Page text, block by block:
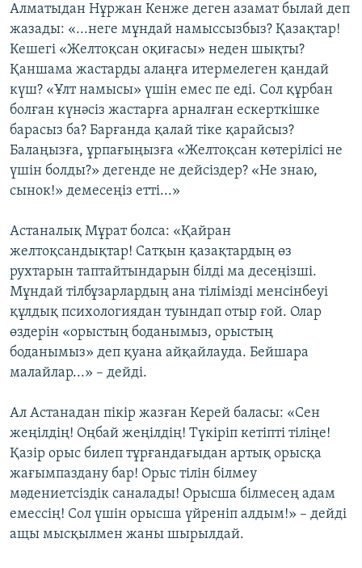
Алматыдан Нұржан Кенже деген азамат былай деп
жазады: «...неге мұндай намыссызбыз? Қазақтар!
Кешегі «Желтоқсан оқиғасы» неден шықты?
Қаншама жастарды алаңға итермелеген қандай
күш? «Ұлт намысы» үшін емес пе еді. Сол құрбан
болған күнәсіз жастарға арналған ескерткішке
барасыз ба? Барғанда қалай тіке қарайсыз?
Балаңызға, ұрпағыңызға «Желтоқсан көтерілісі не
үшін болды?» дегенде не дейсіздер? «Не знаю,
cынок!» демесеңіз етті...»
Астаналық Мұрат болса: «Қайран
желтоқсандықтар! Сатқын қазақтардың өз
рухтарын таптайтындарын білді ма десеңізші.
Мұндай тілбұзарлардың ана тілімізді менсінбеуі
құлдық психологиядан туындап отыр ғой. Олар
өздерін «орыстың боданымыз, орыстың
боданымыз» деп қуана айқайлауда. Бейшара
малайлар...» – дейді.
Ал Астанадан пікір жазған Керей баласы: «Сен
жеңілдің! Оңбай жеңілдің! Түкіріп кетіпті тіліңе!
Қазір орыс билеп тұрғандағыдан артық орысқа
жағымпаздану бар! Орыс тілін білмеу
мәдениетсіздік саналады! Орысша білмесең адам
емессің! Сол үшін орысша үйреніп алдым!» – дейді
ащы мысқылмен жаны шырылдай.